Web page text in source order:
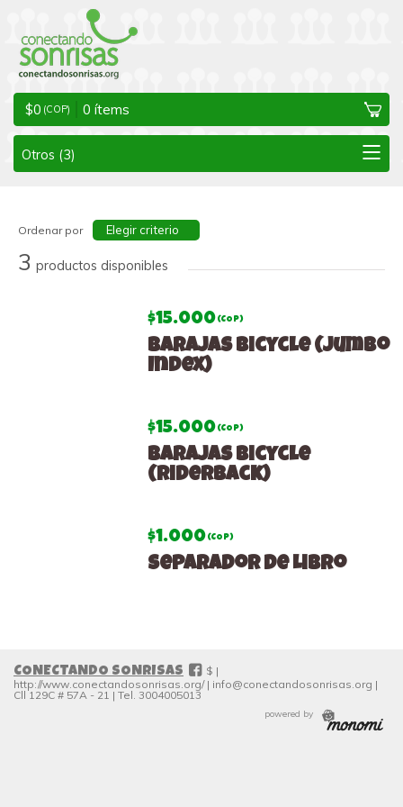
$0 (COP) 0 ítems
Ordenar por Elegir criterio
3 productos disponibles
$15.000(COP)
Barajas Bicycle (Jumbo
Index)
$15.000(COP)
Barajas Bicycle
(Riderback)
$1.000(COP)
Separador de Libro
CONECTANDO SONRISAS # $ |
http://www.conectandosonrisas.org/| info@conectandosonrisas.org |
Cll 129C # 57A - 21 | Tel. 3004005013
powered by